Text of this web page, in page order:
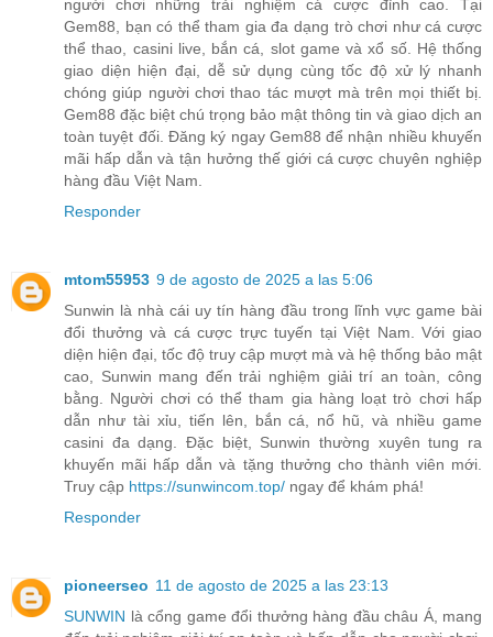
người chơi những trải nghiệm cá cược đỉnh cao. Tại
Gem88, bạn có thể tham gia đa dạng trò chơi như cá cược
thể thao, casini live, bắn cá, slot game và xổ số. Hệ thống
giao diện hiện đại, dễ sử dụng cùng tốc độ xử lý nhanh
chóng giúp người chơi thao tác mượt mà trên mọi thiết bị.
Gem88 đặc biệt chú trọng bảo mật thông tin và giao dịch an
toàn tuyệt đối. Đăng ký ngay Gem88 để nhận nhiều khuyến
mãi hấp dẫn và tận hưởng thế giới cá cược chuyên nghiệp
hàng đầu Việt Nam.
Responder
mtom55953 9 de agosto de 2025 a las 5:06
Sunwin là nhà cái uy tín hàng đầu trong lĩnh vực game bài
đổi thưởng và cá cược trực tuyến tại Việt Nam. Với giao
diện hiện đại, tốc độ truy cập mượt mà và hệ thống bảo mật
cao, Sunwin mang đến trải nghiệm giải trí an toàn, công
bằng. Người chơi có thể tham gia hàng loạt trò chơi hấp
dẫn như tài xỉu, tiến lên, bắn cá, nổ hũ, và nhiều game
casini đa dạng. Đặc biệt, Sunwin thường xuyên tung ra
khuyến mãi hấp dẫn và tặng thưởng cho thành viên mới.
Truy cập https://sunwincom.top/ ngay để khám phá!
Responder
pioneerseo 11 de agosto de 2025 a las 23:13
SUNWIN là cổng game đổi thưởng hàng đầu châu Á, mang